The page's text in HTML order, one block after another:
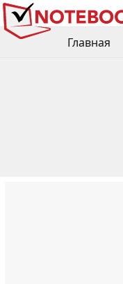
Главная